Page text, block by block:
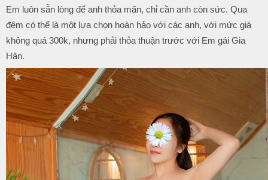
Em luôn sẵn lòng để anh thỏa mãn, chỉ cần anh còn sức. Qua
đêm có thể là một lựa chọn hoàn hảo với các anh, với mức giá
không quá 300k, nhưng phải thỏa thuận trước với Em gái Gia
Hân.